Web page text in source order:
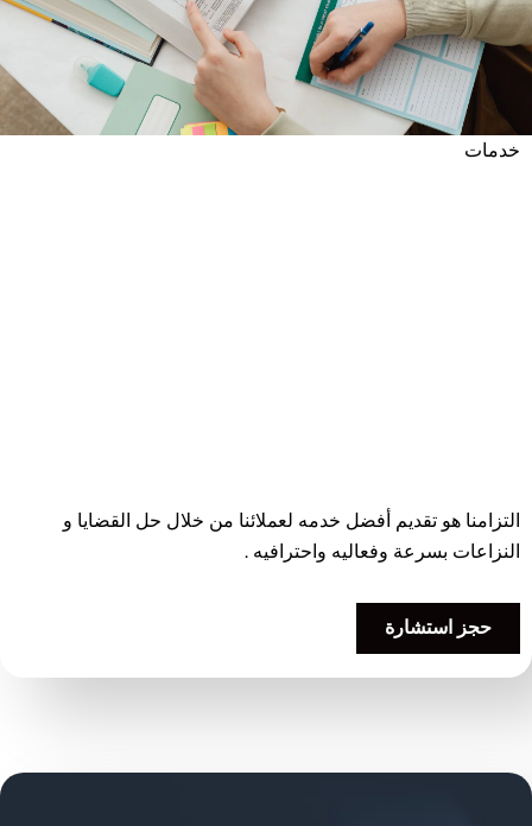
خدمات
التزامنا هو تقديم أفضل خدمه لعملائنا من خلال حل القضايا و
النزاعات بسرعة وفعاليه واحترافيه .
حجز استشارة